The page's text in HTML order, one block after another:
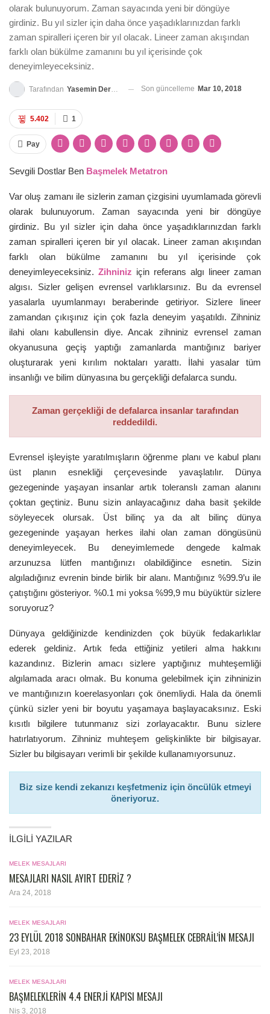
olarak bulunuyorum. Zaman sayacında yeni bir döngüye
girdiniz. Bu yıl sizler için daha önce yaşadıklarınızdan farklı
zaman spiralleri içeren bir yıl olacak. Lineer zaman akışından
farklı olan bükülme zamanını bu yıl içerisinde çok
deneyimleyeceksiniz.
Tarafından Yasemin Derya Metin Son güncelleme Mar 10, 2018
1
5.402
Pay
Sevgili Dostlar Ben Başmelek Metatron
Var oluş zamanı ile sizlerin zaman çizgisini uyumlamada görevli
olarak bulunuyorum. Zaman sayacında yeni bir döngüye
girdiniz. Bu yıl sizler için daha önce yaşadıklarınızdan farklı
zaman spiralleri içeren bir yıl olacak. Lineer zaman akışından
farklı olan bükülme zamanını bu yıl içerisinde çok
deneyimleyeceksiniz. Zihniniz için referans algı lineer zaman
algısı. Sizler gelişen evrensel varlıklarsınız. Bu da evrensel
yasalarla uyumlanmayı beraberinde getiriyor. Sizlere lineer
zamandan çıkışınız için çok fazla deneyim yaşatıldı. Zihniniz
ilahi olanı kabullensin diye. Ancak zihniniz evrensel zaman
okyanusuna geçiş yaptığı zamanlarda mantığınız bariyer
oluşturarak yeni kırılım noktaları yarattı. İlahi yasalar tüm
insanlığı ve bilim dünyasına bu gerçekliği defalarca sundu.
Zaman gerçekliği de defalarca insanlar tarafından
reddedildi.
Evrensel işleyişte yaratılmışların öğrenme planı ve kabul planı
üst planın esnekliği çerçevesinde yavaşlatılır. Dünya
gezegeninde yaşayan insanlar artık toleranslı zaman alanını
çoktan geçtiniz. Bunu sizin anlayacağınız daha basit şekilde
söyleyecek olursak. Üst bilinç ya da alt bilinç dünya
gezegeninde yaşayan herkes ilahi olan zaman döngüsünü
deneyimleyecek. Bu deneyimlemede dengede kalmak
arzunuzsa lütfen mantığınızı olabildiğince esnetin. Sizin
algıladığınız evrenin binde birlik bir alanı. Mantığınız %99.9’u ile
çatıştığını gösteriyor. %0.1 mi yoksa %99,9 mu büyüktür sizlere
soruyoruz?
Dünyaya geldiğinizde kendinizden çok büyük fedakarlıklar
ederek geldiniz. Artık feda ettiğiniz yetileri alma hakkını
kazandınız. Bizlerin amacı sizlere yaptığınız muhteşemliği
algılamada aracı olmak. Bu konuma gelebilmek için zihninizin
ve mantığınızın koerelasyonları çok önemliydi. Hala da önemli
çünkü sizler yeni bir boyutu yaşamaya başlayacaksınız. Eski
kısıtlı bilgilere tutunmanız sizi zorlayacaktır. Bunu sizlere
hatırlatıyorum. Zihniniz muhteşem gelişkinlikte bir bilgisayar.
Sizler bu bilgisayarı verimli bir şekilde kullanamıyorsunuz.
Biz size kendi zekanızı keşfetmeniz için öncülük etmeyi
öneriyoruz.
İLGILI YAZILAR
MELEK MESAJLARI
MESAJLARI NASIL AYIRT EDERIZ ?
Ara 24, 2018
MELEK MESAJLARI
23 EYLÜL 2018 SONBAHAR EKINOKSU BAŞMELEK CEBRAIL’IN MESAJI
Eyl 23, 2018
MELEK MESAJLARI
BAŞMELEKLERIN 4.4 ENERJI KAPISI MESAJI
Nis 3, 2018